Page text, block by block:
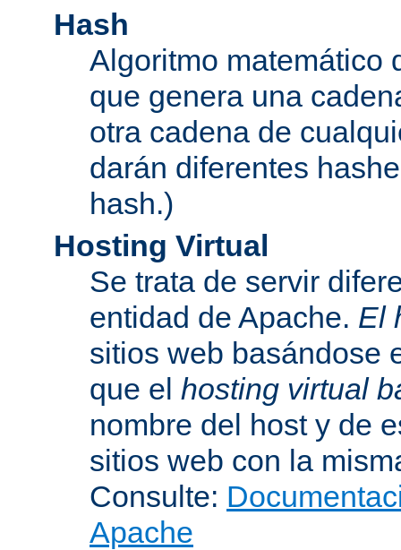
Hash
Algoritmo matemático
que genera una
otra cadena de
darán diferentes
hash.)
Hosting Virtual
Se trata de servir
entidad de Apache. El
sitios web basándose
que el hosting virtual
nombre del host y de
sitios web con la
Consulte:
Apache